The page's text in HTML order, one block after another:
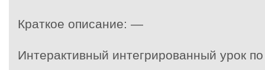
Краткое описание: —
Интерактивный интегрированный урок